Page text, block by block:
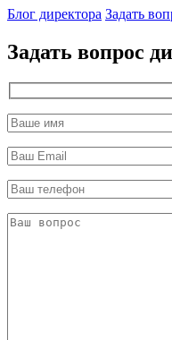
Блог директора Задать
Задать вопрос